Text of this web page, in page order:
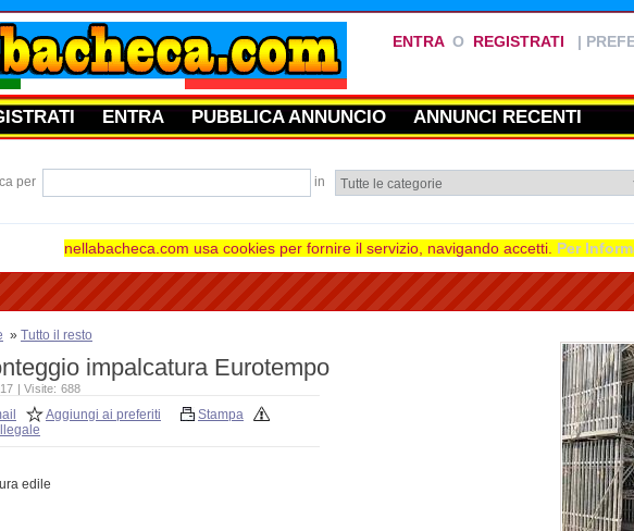
ENTRAO REGISTRATI |
ENTRA PUBBLICA ANNUNCIO ANNUNCI RECENTI
per in
nellabacheca.com usa cookies per fornire il servizio, navigando accetti. Per
» Tutto il resto
impalcatura Eurotempo
| Visite: 688
Aggiungi ai preferiti
Stampa
edile